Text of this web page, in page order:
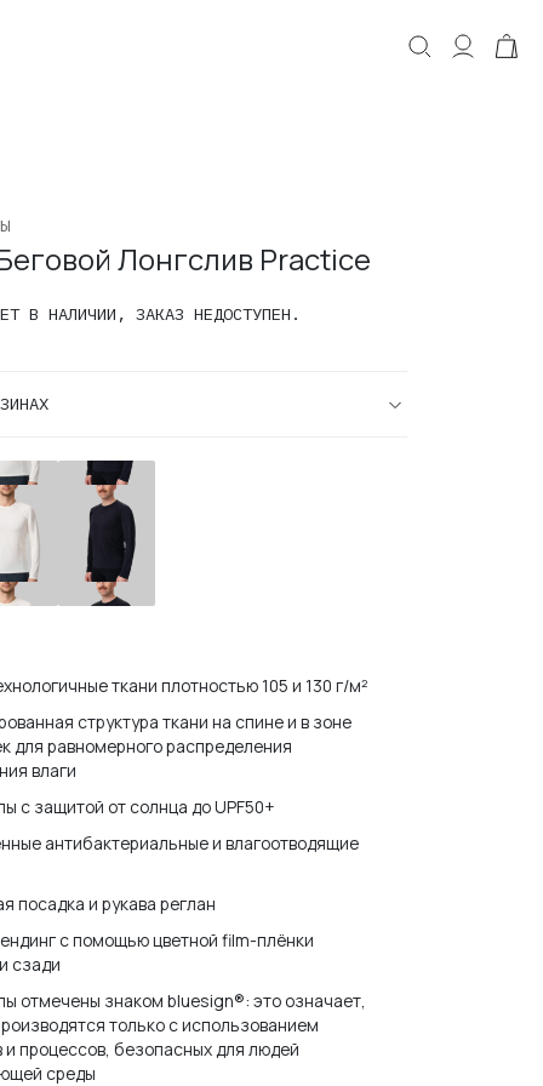
Лонгслив Practice
В НАЛИЧИИ, ЗАКАЗ НЕДОСТУПЕН.
Мужской
Беговой
Лонгслив
Practice
Black
ткани плотностью 105 и 130 г/м²
структура ткани на спине и в зоне
для равномерного распределения
влаги
с защитой от солнца до UPF50+
антибактериальные и влагоотводящие
посадка и рукава реглан
с помощью цветной film-плёнки
сзади
отмечены знаком bluesign®: это означает,
только с использованием
и процессов, безопасных для людей
среды